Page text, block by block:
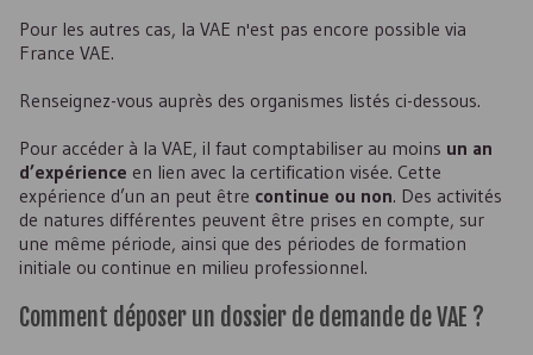
Pour les autres cas, la VAE n'est pas encore possible via
France VAE.
Renseignez-vous auprès des organismes listés ci-dessous.
Pour accéder à la VAE, il faut comptabiliser au moins un an
d’expérience en lien avec la certification visée. Cette
expérience d’un an peut être continue ou non. Des activités
de natures différentes peuvent être prises en compte, sur
une même période, ainsi que des périodes de formation
initiale ou continue en milieu professionnel.
Comment déposer un dossier de demande deVAE ?